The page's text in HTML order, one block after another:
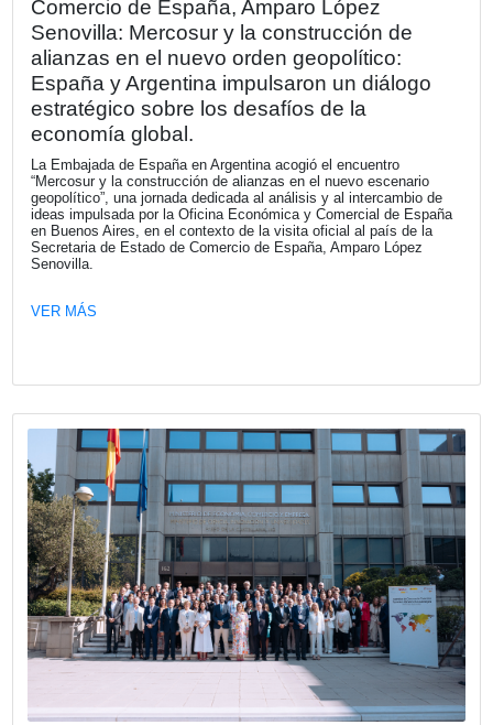
Fecha publicación: 17-07-2026
Visita de la Secretaria de Estado de
Comercio de España, Amparo López
Senovilla: Mercosur y la construcción
alianzas en el nuevo orden
España y Argentina impulsaron un
estratégico sobre los desafíos de la
economía global.